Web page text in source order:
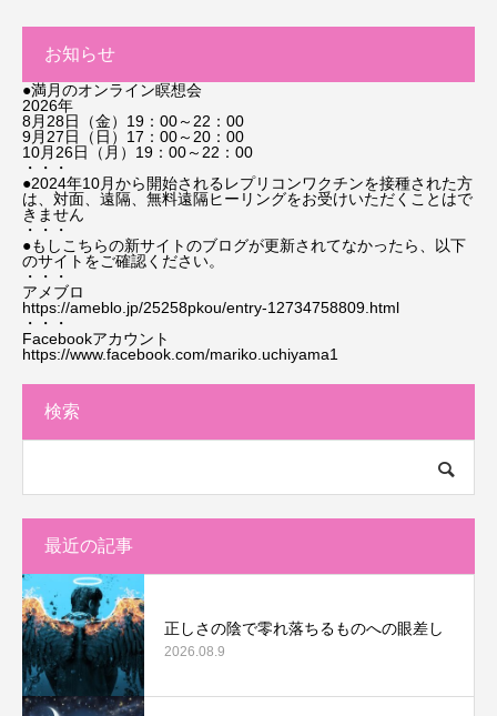
お知らせ
●満月のオンライン瞑想会
2026年
8月28日（金）19：00～22：00
9月27日（日）17：00～20：00
10月26日（月）19：00～22：00
・・・
●2024年10月から開始されるレプリコンワクチンを接種された方
は、対面、遠隔、無料遠隔ヒーリングをお受けいただくことはで
きません
・・・
●もしこちらの新サイトのブログが更新されてなかったら、以下
のサイトをご確認ください。
・・・
アメブロ
https://ameblo.jp/25258pkou/entry-12734758809.html
・・・
Facebookアカウント
https://www.facebook.com/mariko.uchiyama1
検索
最近の記事
正しさの陰で零れ落ちるものへの眼差し
2026.08.9